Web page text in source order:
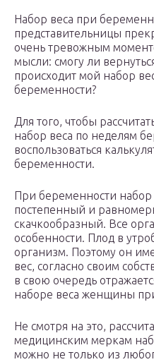
Набор веса при
представительницы
очень тревожным
мысли: смогу ли
происходит мой набор
беременности?
Для того, чтобы
набор веса по неделям
воспользоваться
беременности.
При беременности набор
постепенный и
скачкообразный. Все
особенности. Плод в
организм. Поэтому он
вес, согласно своим
в свою очередь
наборе веса женщины
Не смотря на это,
медицинским меркам
можно не только из